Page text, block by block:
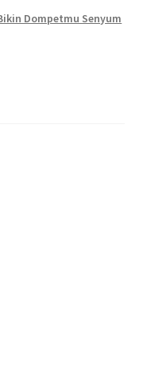
Dompetmu Senyum